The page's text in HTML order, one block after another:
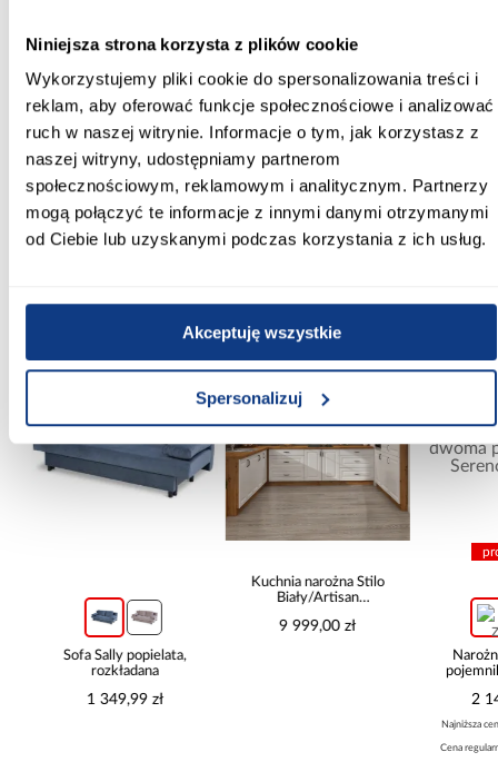
Niniejsza strona korzysta z plików cookie
Wykorzystujemy pliki cookie do spersonalizowania treści i
reklam, aby oferować funkcje społecznościowe i analizować
ruch w naszej witrynie. Informacje o tym, jak korzystasz z
naszej witryny, udostępniamy partnerom
społecznościowym, reklamowym i analitycznym. Partnerzy
mogą połączyć te informacje z innymi danymi otrzymanymi
od Ciebie lub uzyskanymi podczas korzystania z ich usług.
Akceptuję wszystkie
Spersonalizuj
Regulacja na profilu przyściennym:
Tak
Szkło hartowane:
Zobacz więcej >
Inni Klienci sprawdzali również
PORÓWNAJ
Sofa Sally popielata,
rozkładana
1 349,99 zł
PORÓWNAJ
Kuchnia narożna Stilo
Biały/Artisan
9 999,00 zł
2
Najniższa
Cena